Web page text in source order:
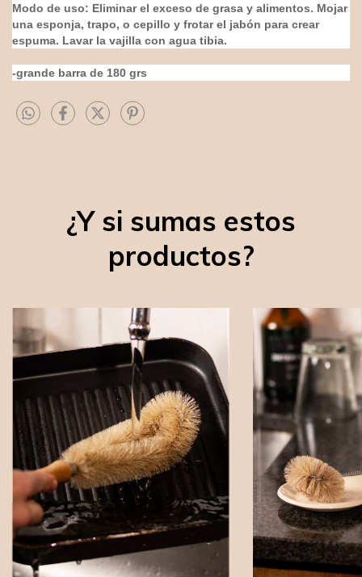
Modo de uso: Eliminar el exceso de grasa y alimentos. Mojar
una esponja, trapo, o cepillo y frotar el jabón para crear
espuma. Lavar la vajilla con agua tibia.
-grande barra de 180 grs
¿Y si sumas estos
productos?